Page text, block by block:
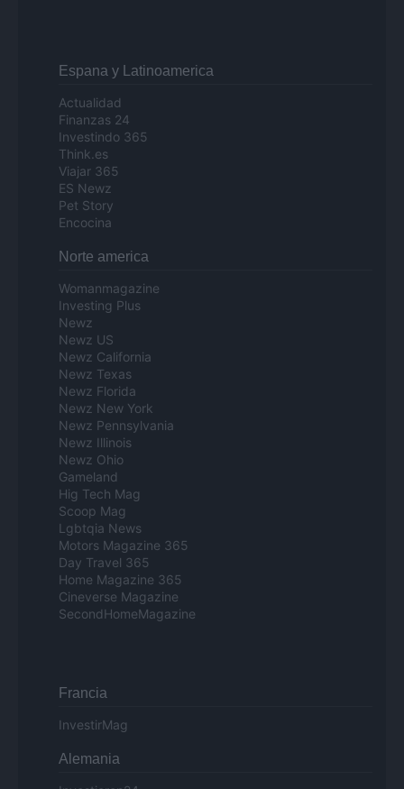
Espana y Latinoamerica
Actualidad
Finanzas 24
Investindo 365
Think.es
Viajar 365
ES Newz
Pet Story
Encocina
Norte america
Womanmagazine
Investing Plus
Newz
Newz US
Newz California
Newz Texas
Newz Florida
Newz New York
Newz Pennsylvania
Newz Illinois
Newz Ohio
Gameland
Hig Tech Mag
Scoop Mag
Lgbtqia News
Motors Magazine 365
Day Travel 365
Home Magazine 365
Cineverse Magazine
SecondHomeMagazine
Francia
InvestirMag
Alemania